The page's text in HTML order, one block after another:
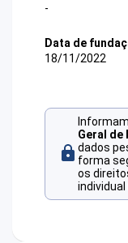
-
Data de
18/11/2022
Geral de
dados
forma
os
individual